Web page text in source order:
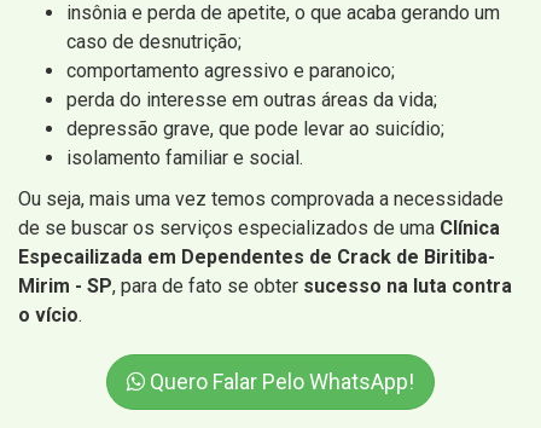
insônia e perda de apetite, o que acaba gerando um
caso de desnutrição;
comportamento agressivo e paranoico;
perda do interesse em outras áreas da vida;
depressão grave, que pode levar ao suicídio;
isolamento familiar e social.
Ou seja, mais uma vez temos comprovada a necessidade
de se buscar os serviços especializados de uma Clínica
Especailizada em Dependentes de Crack de Biritiba-
Mirim - SP, para de fato se obter sucesso na luta contra
o vício.
Quero Falar Pelo WhatsApp!